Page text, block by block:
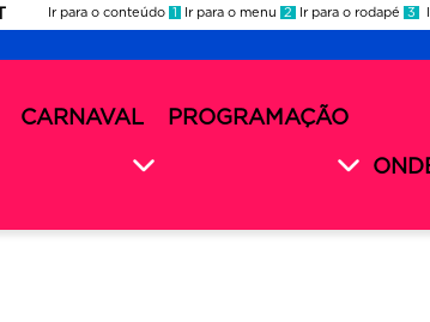
Ir para o conteúdo 1 Ir para o menu 2 Ir para o rodapé 3
CARNAVAL PROGRAMAÇÃO